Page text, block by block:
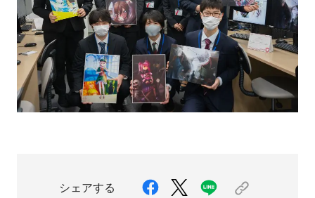
シェアする